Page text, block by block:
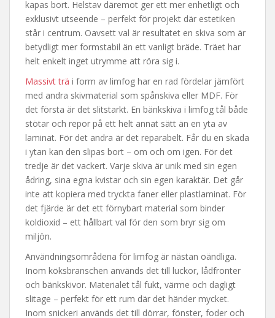
kapas bort. Helstav däremot ger ett mer enhetligt och
exklusivt utseende – perfekt för projekt där estetiken
står i centrum. Oavsett val är resultatet en skiva som är
betydligt mer formstabil än ett vanligt bräde. Träet har
helt enkelt inget utrymme att röra sig i.
Massivt trä i form av limfog har en rad fördelar jämfört
med andra skivmaterial som spånskiva eller MDF. För
det första är det slitstarkt. En bänkskiva i limfog tål både
stötar och repor på ett helt annat sätt än en yta av
laminat. För det andra är det reparabelt. Får du en skada
i ytan kan den slipas bort – om och om igen. För det
tredje är det vackert. Varje skiva är unik med sin egen
ådring, sina egna kvistar och sin egen karaktär. Det går
inte att kopiera med tryckta faner eller plastlaminat. För
det fjärde är det ett förnybart material som binder
koldioxid – ett hållbart val för den som bryr sig om
miljön.
Användningsområdena för limfog är nästan oändliga.
Inom köksbranschen används det till luckor, lådfronter
och bänkskivor. Materialet tål fukt, värme och dagligt
slitage – perfekt för ett rum där det händer mycket.
Inom snickeri används det till dörrar, fönster, foder och